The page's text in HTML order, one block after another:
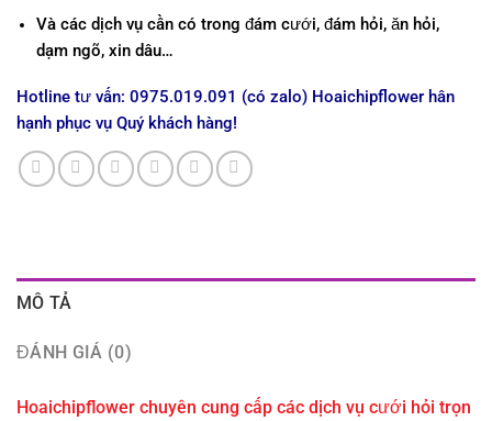
Và các dịch vụ cần có trong đám cưới, đám hỏi, ăn hỏi,
dạm ngõ, xin dâu…
Hotline tư vấn: 0975.019.091 (có zalo) Hoaichipflower hân
hạnh phục vụ Quý khách hàng!
MÔ TẢ
ĐÁNH GIÁ (0)
Hoaichipflower chuyên cung cấp các dịch vụ cưới hỏi trọn